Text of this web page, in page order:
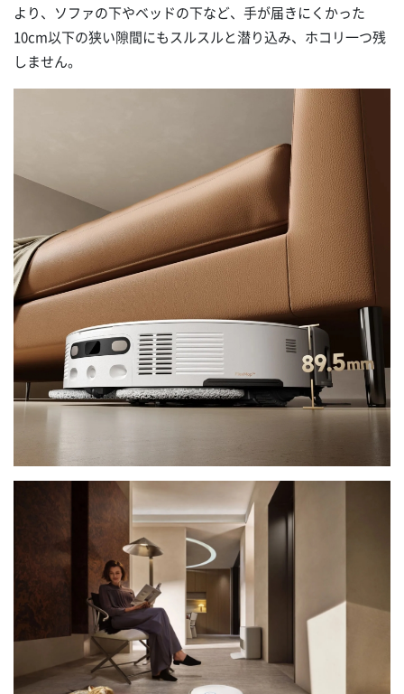
より、ソファの下やベッドの下など、手が届きにくかった
10cm以下の狭い隙間にもスルスルと潜り込み、ホコリ一つ残
しません。